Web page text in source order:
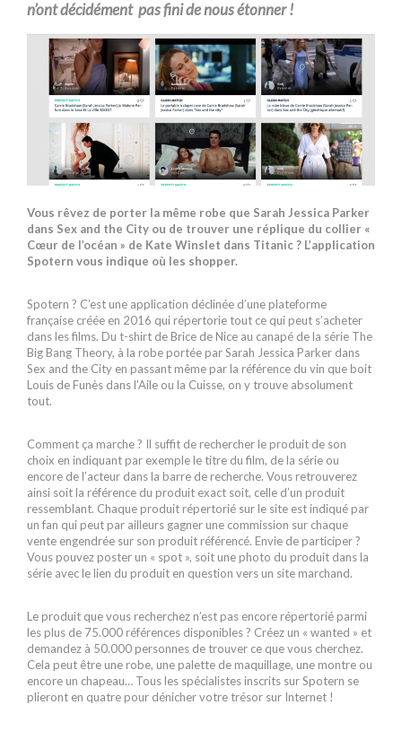
n’ont décidément pas fini de nous étonner !
Vous rêvez de porter la même robe que Sarah Jessica Parker
dans Sex and the City ou de trouver une réplique du collier «
Cœur de l’océan » de Kate Winslet dans Titanic ? L’application
Spotern vous indique où les shopper.
Spotern ? C’est une application déclinée d’une plateforme
française créée en 2016 qui répertorie tout ce qui peut s’acheter
dans les films. Du t-shirt de Brice de Nice au canapé de la série The
Big Bang Theory, à la robe portée par Sarah Jessica Parker dans
Sex and the City en passant même par la référence du vin que boit
Louis de Funès dans l’Aile ou la Cuisse, on y trouve absolument
tout.
Comment ça marche ? Il suffit de rechercher le produit de son
choix en indiquant par exemple le titre du film, de la série ou
encore de l’acteur dans la barre de recherche. Vous retrouverez
ainsi soit la référence du produit exact soit, celle d’un produit
ressemblant. Chaque produit répertorié sur le site est indiqué par
un fan qui peut par ailleurs gagner une commission sur chaque
vente engendrée sur son produit référencé. Envie de participer ?
Vous pouvez poster un « spot », soit une photo du produit dans la
série avec le lien du produit en question vers un site marchand.
Le produit que vous recherchez n’est pas encore répertorié parmi
les plus de 75.000 références disponibles ? Créez un « wanted » et
demandez à 50.000 personnes de trouver ce que vous cherchez.
Cela peut être une robe, une palette de maquillage, une montre ou
encore un chapeau… Tous les spécialistes inscrits sur Spotern se
plieront en quatre pour dénicher votre trésor sur Internet !